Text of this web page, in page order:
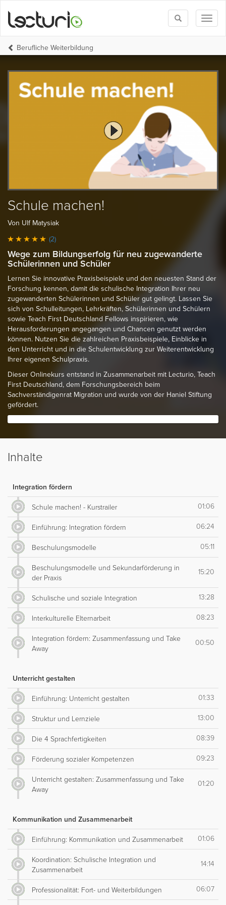
Toggle
search
Berufliche Weiterbildung
Schule machen!
Von Ulf Matysiak
(2)
Wege zum Bildungserfolg für neu zugewanderte
Schülerinnen und Schüler
Lernen Sie innovative Praxisbeispiele und den neuesten Stand der
Forschung kennen, damit die schulische Integration Ihrer neu
zugewanderten Schülerinnen und Schüler gut gelingt. Lassen Sie
sich von Schulleitungen, Lehrkräften, Schülerinnen und Schülern
sowie Teach First Deutschland Fellows inspirieren, wie
Herausforderungen angegangen und Chancen genutzt werden
können. Nutzen Sie die zahlreichen Praxisbeispiele, Einblicke in
den Unterricht und in die Schulentwicklung zur Weiterentwicklung
Ihrer eigenen Schulpraxis.
Dieser Onlinekurs entstand in Zusammenarbeit mit Lecturio, Teach
First Deutschland, dem Forschungsbereich beim
Sachverständigenrat Migration und wurde von der Haniel Stiftung
gefördert.
Inhalte
Integration fördern
Schule machen! - Kurstrailer 01:06
Einführung: Integration fördern 06:24
Beschulungsmodelle 05:11
Beschulungsmodelle und Sekundarförderung in
der Praxis
15:20
Schulische und soziale Integration 13:28
Interkulturelle Elternarbeit 08:23
Integration fördern: Zusammenfassung und Take
Away
00:50
Unterricht gestalten
Einführung: Unterricht gestalten 01:33
Struktur und Lernziele 13:00
Die 4 Sprachfertigkeiten 08:39
Förderung sozialer Kompetenzen 09:23
Unterricht gestalten: Zusammenfassung und Take
Away
01:20
Kommunikation und Zusammenarbeit
Einführung: Kommunikation und Zusammenarbeit 01:06
Koordination: Schulische Integration und
Zusammenarbeit
14:14
Professionalität: Fort- und Weiterbildungen 06:07